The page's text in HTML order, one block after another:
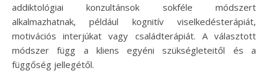
addiktológiai konzultánsok sokféle módszert
alkalmazhatnak, például kognitív viselkedésterápiát,
motivációs interjúkat vagy családterápiát. A választott
módszer függ a kliens egyéni szükségleteitől és a
függőség jellegétől.